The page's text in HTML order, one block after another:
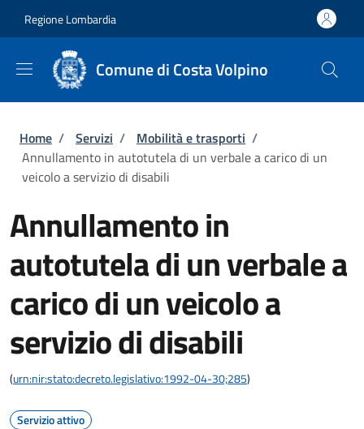
Regione Lombardia
Comune di Costa Volpino
Briciole di pane
Home / Servizi / Mobilità e trasporti /
Annullamento in autotutela di un verbale a carico di un
veicolo a servizio di disabili
Annullamento in
autotutela di un verbale a
carico di un veicolo a
servizio di disabili
(urn:nir:stato:decreto.legislativo:1992-04-30;285)
Servizio attivo